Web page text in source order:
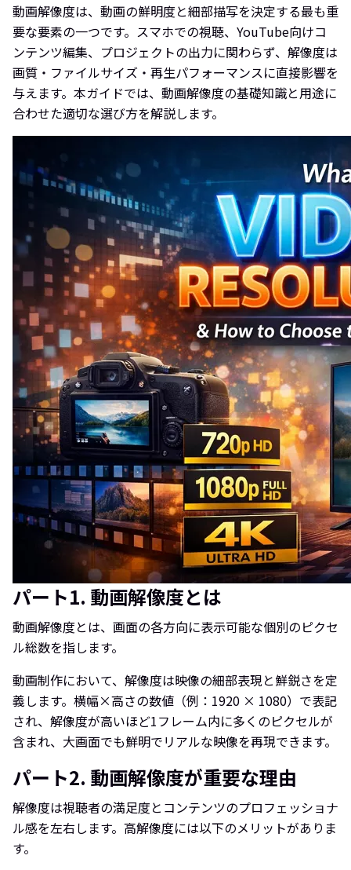
動画解像度は、動画の鮮明度と細部描写を決定する最も重
要な要素の一つです。スマホでの視聴、YouTube向けコ
ンテンツ編集、プロジェクトの出力に関わらず、解像度は
画質・ファイルサイズ・再生パフォーマンスに直接影響を
与えます。本ガイドでは、動画解像度の基礎知識と用途に
合わせた適切な選び方を解説します。
パート1. 動画解像度とは
動画解像度とは、画面の各方向に表示可能な個別のピクセ
ル総数を指します。
動画制作において、解像度は映像の細部表現と鮮鋭さを定
義します。横幅×高さの数値（例：1920 × 1080）で表記
され、解像度が高いほど1フレーム内に多くのピクセルが
含まれ、大画面でも鮮明でリアルな映像を再現できます。
パート2. 動画解像度が重要な理由
解像度は視聴者の満足度とコンテンツのプロフェッショナ
ル感を左右します。高解像度には以下のメリットがありま
す。